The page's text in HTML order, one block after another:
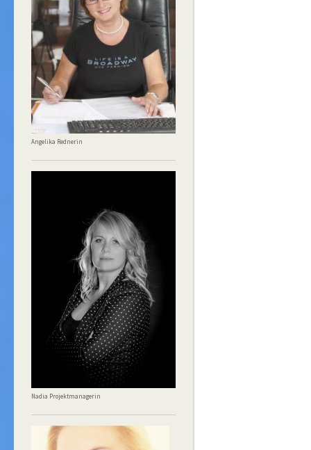
Angelika Rednerin
Nadia Projektmanagerin